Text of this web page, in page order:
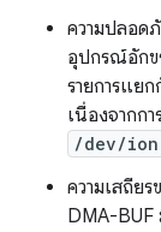
ความปลอด
อุปกรณ์อักข
รายการแย
เนื่องจากก
/dev/ion
ความเสถีย
DMA-BUF